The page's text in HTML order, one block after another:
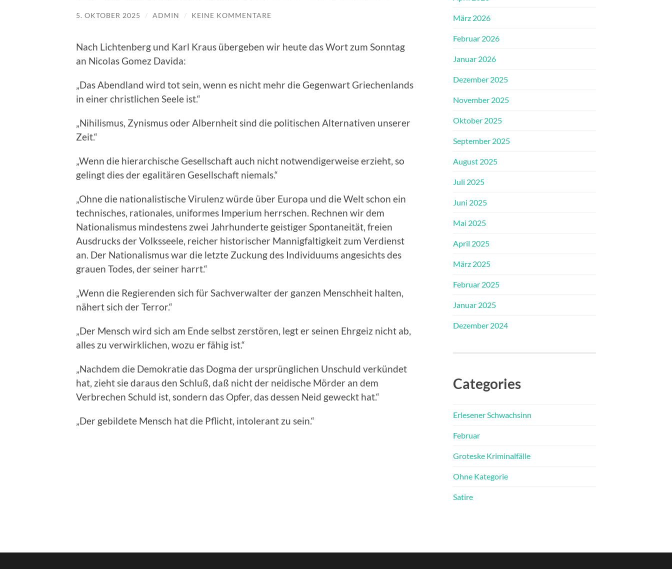
5. OKTOBER 2025 / ADMIN / KEINE KOMMENTARE
Nach Lichtenberg und Karl Kraus übergeben wir heute das Wort zum Sonntag
an Nicolas Gomez Davida:
„Das Abendland wird tot sein, wenn es nicht mehr die Gegenwart Griechenlands
in einer christlichen Seele ist.“
„Nihilismus, Zynismus oder Albernheit sind die politischen Alternativen unserer
Zeit.“
„Wenn die hierarchische Gesellschaft auch nicht notwendigerweise erzieht, so
gelingt dies der egalitären Gesellschaft niemals.“
„Ohne die nationalistische Virulenz würde über Europa und die Welt schon ein
technisches, rationales, uniformes Imperium herrschen. Rechnen wir dem
Nationalismus mindestens zwei Jahrhunderte geistiger Spontaneität, freien
Ausdrucks der Volksseele, reicher historischer Mannigfaltigkeit zum Verdienst
an. Der Nationalismus war die letzte Zuckung des Individuums angesichts des
grauen Todes, der seiner harrt.“
„Wenn die Regierenden sich für Sachverwalter der ganzen Menschheit halten,
nähert sich der Terror.“
„Der Mensch wird sich am Ende selbst zerstören, legt er seinen Ehrgeiz nicht ab,
alles zu verwirklichen, wozu er fähig ist.“
„Nachdem die Demokratie das Dogma der ursprünglichen Unschuld verkündet
hat, zieht sie daraus den Schluß, daß nicht der neidische Mörder an dem
Verbrechen Schuld ist, sondern das Opfer, das dessen Neid geweckt hat.“
„Der gebildete Mensch hat die Pflicht, intolerant zu sein.“
März 2026
Februar 2026
Januar 2026
Dezember 2025
November 2025
Oktober 2025
September 2025
August 2025
Juli 2025
Juni 2025
Mai 2025
April 2025
März 2025
Februar 2025
Januar 2025
Dezember 2024
Categories
Erlesener Schwachsinn
Februar
Groteske Kriminalfälle
Ohne Kategorie
Satire